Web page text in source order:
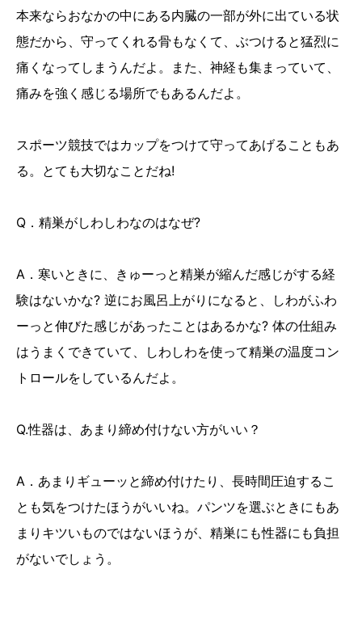
本来ならおなかの中にある内臓の一部が外に出ている状
態だから、守ってくれる骨もなくて、ぶつけると猛烈に
痛くなってしまうんだよ。また、神経も集まっていて、
痛みを強く感じる場所でもあるんだよ。
スポーツ競技ではカップをつけて守ってあげることもあ
る。とても大切なことだね!
Q．精巣がしわしわなのはなぜ?
A．寒いときに、きゅーっと精巣が縮んだ感じがする経
験はないかな? 逆にお風呂上がりになると、しわがふわ
ーっと伸びた感じがあったことはあるかな? 体の仕組み
はうまくできていて、しわしわを使って精巣の温度コン
トロールをしているんだよ。
Q.性器は、あまり締め付けない方がいい？
A．あまりギューッと締め付けたり、長時間圧迫するこ
とも気をつけたほうがいいね。パンツを選ぶときにもあ
まりキツいものではないほうが、精巣にも性器にも負担
がないでしょう。